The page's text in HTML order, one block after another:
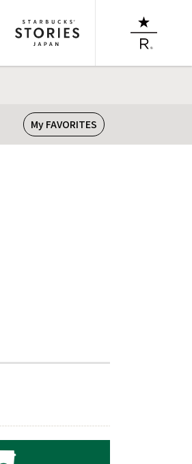
My FAVORITES